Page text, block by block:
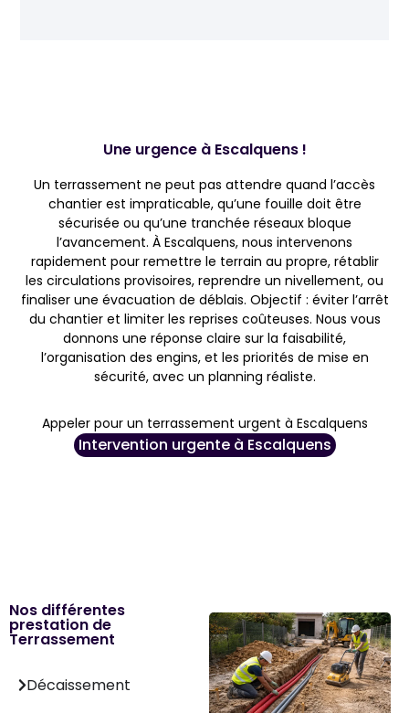
Une urgence à Escalquens !
Un terrassement ne peut pas attendre quand l’accès
chantier est impraticable, qu’une fouille doit être
sécurisée ou qu’une tranchée réseaux bloque
l’avancement. À Escalquens, nous intervenons
rapidement pour remettre le terrain au propre, rétablir
les circulations provisoires, reprendre un nivellement, ou
finaliser une évacuation de déblais. Objectif : éviter l’arrêt
du chantier et limiter les reprises coûteuses. Nous vous
donnons une réponse claire sur la faisabilité,
l’organisation des engins, et les priorités de mise en
sécurité, avec un planning réaliste.
Appeler pour un terrassement urgent à Escalquens
Intervention urgente à Escalquens
Nos différentes
prestation de
Terrassement
Décaissement